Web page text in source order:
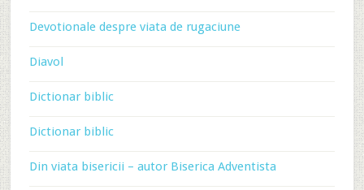
Devotionale despre viata de rugaciune
Diavol
Dictionar biblic
Dictionar biblic
Din viata bisericii – autor Biserica Adventista